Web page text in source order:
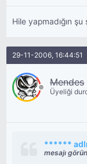
Hile yapmadığın
29-11-2006, 16:44:51
Mendes
Üyeliği
****** adlı
mesajı